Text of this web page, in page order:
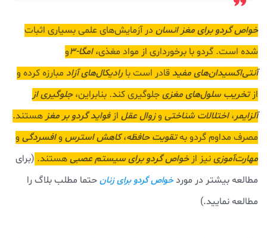
خواص گردو برای مغز انسان در آزمایش‌های علمی بسیاری اثبات
شده است. گردو با برخورداری از مواد مغذی،امگا-3 و
آنتی‌اکسیدان‌های مفیدقادر است بارادیکال‌های آزاد مبارزه کرده و
ازتخریب سلول‌های مغزیجلوگیری کند. بنابراین،جلوگیری از
آلزایمر،اختلالات شناختی وزوال عقل از فواید گردو بر مغز هستند.
مصرف مداوم گردو بهتقویت حافظه،کاهش استرس وافسردگی و
مهارت‌آموزینیز ازخواص گردو برای سیستم عصبیهستند. (برای
مطالعه بیشتر در موردخواص گردو برای زنانحتما مطلب بلاگ را
مطالعه نمایید.)